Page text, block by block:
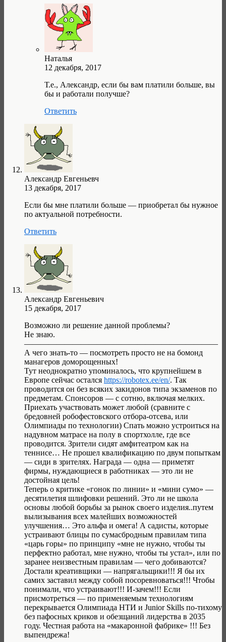
Наталья
12 декабря, 2017
Т.е., Александр, если бы вам платили больше, вы
бы и работали получше?
Ответить
Александр Евгеньевч
13 декабря, 2017
Если бы мне платили больше — приобретал бы нужное
по актуальной потребности.
Ответить
Александр Евгеньевич
15 декабря, 2017
Возможно ли решение данной проблемы?
Не знаю.
————————————————————————
А чего знать-то — посмотреть просто не на бомонд
манагеров доморощенных!
Тут неоднократно упоминалось, что крупнейшем в
Европе сейчас остался https://robotex.ee/en/. Так
проводится он без всяких закидонов типа экзаменов по
предметам. Спонсоров — с сотню, включая мелких.
Приехать участвовать может любой (сравните с
бредовней робофестовского отбора-отсева, или
Олимпиады по технологии) Спать можно устроиться на
надувном матрасе на полу в спортхолле, где все
проводится. Зрители сидят амфитеатром как на
теннисе… Не прошел квалификацию по двум попыткам
— сиди в зрителях. Награда — одна — приметят
фирмы, нуждающиеся в работниках — это ли не
достойная цель!
Теперь о критике «гонок по линии» и «мини сумо» —
десятилетия шлифовки решений. Это ли не школа
основы любой борьбы за рынок своего изделия..путем
вылизывания всех малейших возможностей
улучшения… Это альфа и омега! А садисты, которые
устраивают блицы по сумасбродным правилам типа
«царь горы» по принципу «мне не нужно, чтобы ты
перфектно работал, мне нужно, чтобы ты устал», или по
заранее неизвестным правилам — чего добиваются?
Достали креативщики — напрягальщики!!! Я бы их
самих заставил между собой посоревноваться!!! Чтобы
понимали, что устраивают!!! И-зачем!!! Если
присмотреться — по применяемым технологиям
перекрывается Олимпиада НТИ и Junior Skills по-тихому
без пафосных криков и обезщаний лидерства в 2035
году. Честная работа на «макаронной фабрике» !!! Без
выпендрежа!